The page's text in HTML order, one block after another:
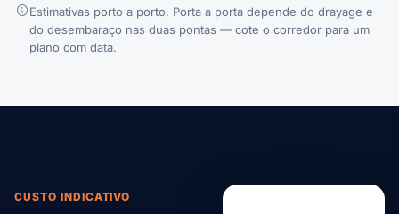
Estimativas porto a porto. Porta a porta depende do drayage e
do desembaraço nas duas pontas — cote o corredor para um
plano com data.
CUSTO INDICATIVO